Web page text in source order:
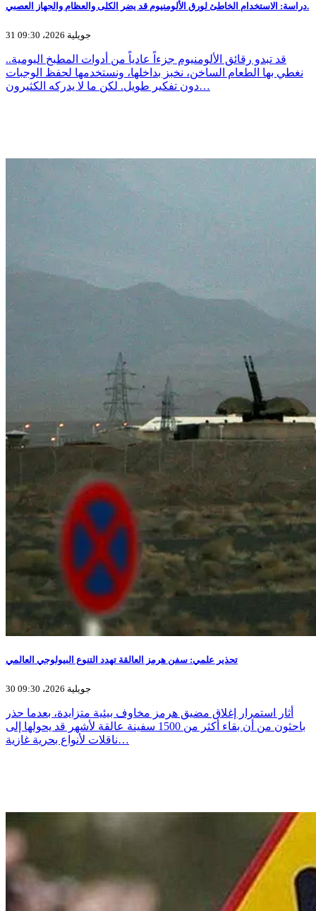
دراسة: الاستخدام الخاطئ لورق الألومنيوم قد يضر الكلى والعظام والجهاز العصبي.
31 جويلية 2026، 09:30
قد تبدو رقائق الألومنيوم جزءاً عادياً من أدوات المطبخ اليومية..
نغطي بها الطعام الساخن، نخبز بداخلها، ونستخدمها لحفظ الوجبات
دون تفكير طويل. لكن ما لا يدركه الكثيرون…
تحذير علمي: سفن هرمز العالقة تهدد التنوع البيولوجي العالمي
30 جويلية 2026، 09:30
أثار استمرار إغلاق مضيق هرمز مخاوف بيئية متزايدة، بعدما حذر
باحثون من أن بقاء أكثر من 1500 سفينة عالقة لأشهر قد يحولها إلى
ناقلات لأنواع بحرية غازية…